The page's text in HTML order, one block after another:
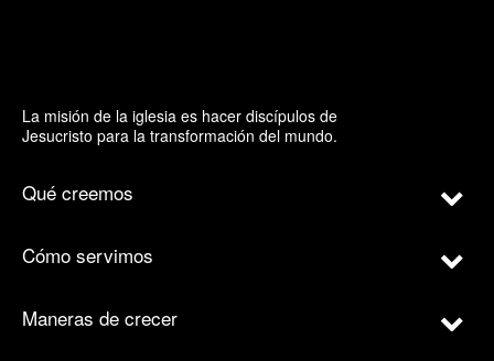
La misión de la iglesia es hacer discípulos de
Jesucristo para la transformación del mundo.
Qué creemos
Cómo servimos
Maneras de crecer